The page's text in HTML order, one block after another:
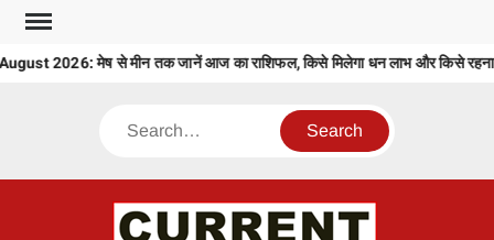
Skip
content
2026: मेष से मीन तक जानें आज का राशिफल, किसे मिलेगा धन लाभ और किसे रहना
Search